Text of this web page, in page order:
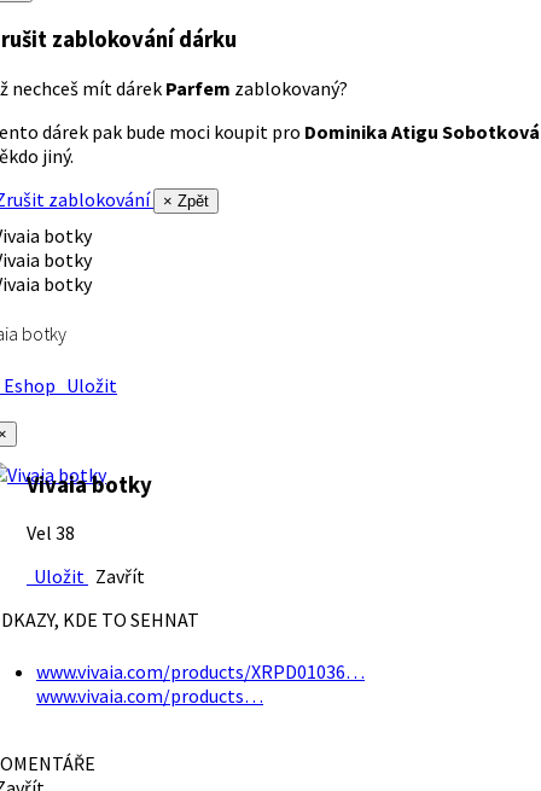
zablokování dárku
nechceš mít dárek Parfem zablokovaný?
dárek pak bude moci koupit pro Dominika Atigu Sobotková
jiný.
zablokování
× Zpět
botky
Uložit
Vivaia botky
Vel 38
Uložit Zavřít
KDE TO SEHNAT
www.vivaia.com/products/XRPD01036…
www.vivaia.com/products…